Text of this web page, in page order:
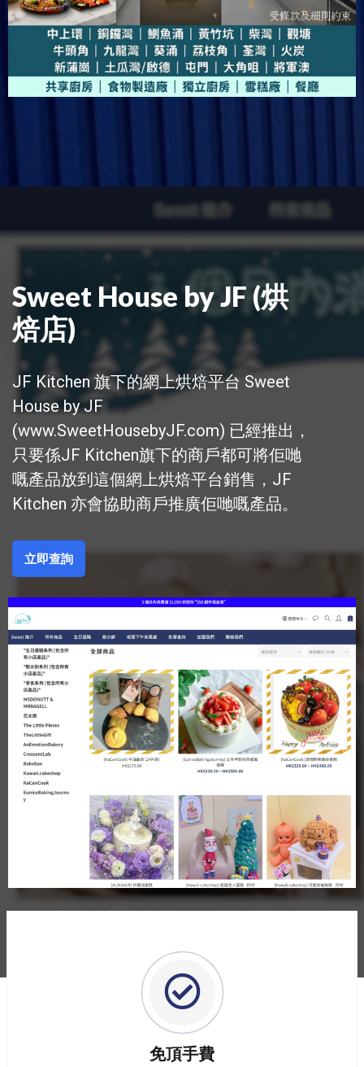
Sweet House by JF (烘
焙店)
JF Kitchen 旗下的網上烘焙平台 Sweet
House by JF
(www.SweetHousebyJF.com) 已經推出，
只要係JF Kitchen旗下的商戶都可將佢哋
嘅產品放到這個網上烘焙平台銷售，JF
Kitchen 亦會協助商戶推廣佢哋嘅產品。
立即查詢
免頂手費